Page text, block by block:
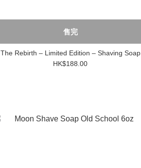
售完
The Rebirth – Limited Edition – Shaving Soap
HK$188.00